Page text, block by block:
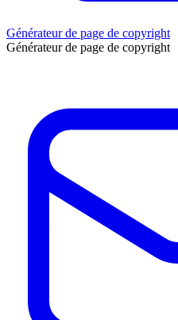
Générateur de page de copyright
Générateur de page de copyright